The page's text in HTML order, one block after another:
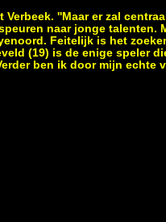
''Maar er zal
naar jonge talenten.
Feitelijk is het
(19) is de enige speler
ben ik door mijn echte